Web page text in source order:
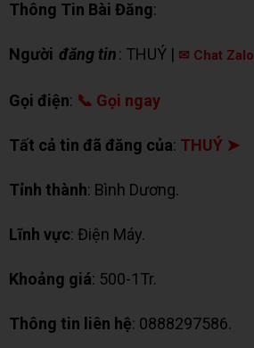
Thông Tin Bài Đăng:
Người đăng tin: THUÝ | ✉ Chat Zalo
Gọi điện: 📞 Gọi ngay
Tất cả tin đã đăng của: THUÝ ➤
Tỉnh thành: Bình Dương.
Lĩnh vực: Điện Máy.
Khoảng giá: 500-1Tr.
Thông tin liên hệ: 0888297586.